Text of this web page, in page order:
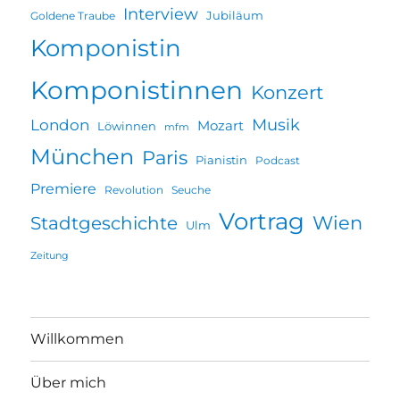
Goldene Traube Interview Jubiläum
Komponistin
Komponistinnen Konzert
London Löwinnen mfm Mozart Musik
München Paris Pianistin Podcast
Premiere Revolution Seuche
Stadtgeschichte Ulm Vortrag Wien
Zeitung
Willkommen
Über mich